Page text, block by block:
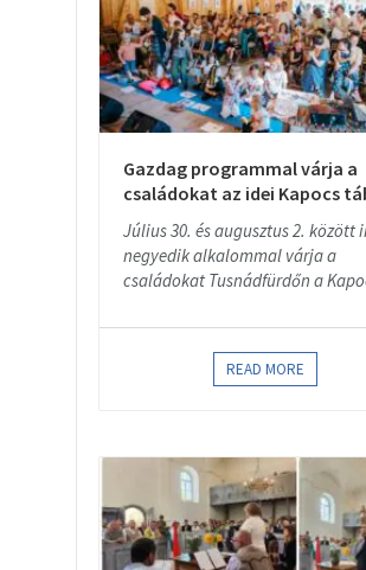
Gazdag programmal várja a
családokat az idei Kapocs
Július 30. és augusztus 2. között
negyedik alkalommal várja a
családokat Tusnádfürdőn a
READ MORE